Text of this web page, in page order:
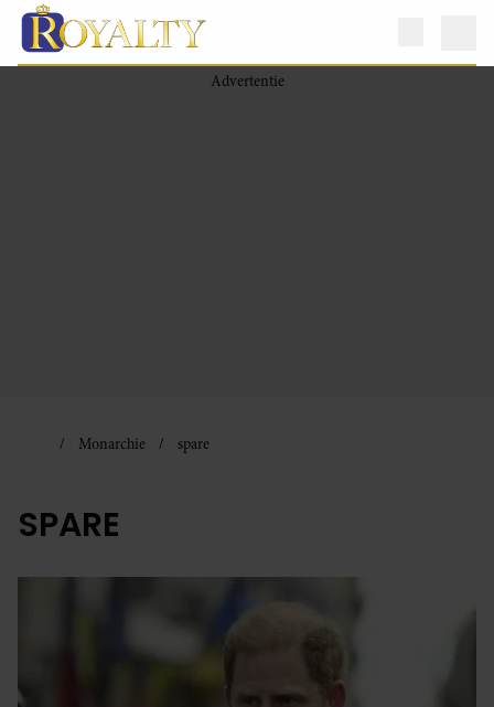
Monarchie spare
SPARE